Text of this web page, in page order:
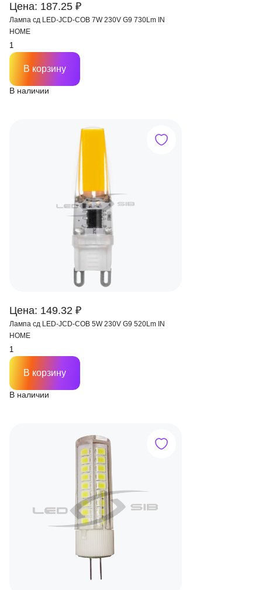
Цена: 187.25 ₽
Лампа сд LED-JCD-COB 7W 230V G9 730Lm IN
HOME
В наличии
В корзину
Цена: 149.32 ₽
Лампа сд LED-JCD-COB 5W 230V G9 520Lm IN
HOME
В наличии
В корзину